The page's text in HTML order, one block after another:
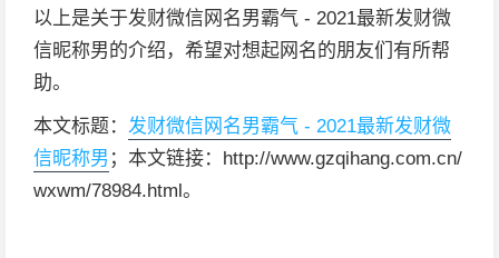
以上是关于发财微信网名男霸气 - 2021最新发财微
信昵称男的介绍，希望对想起网名的朋友们有所帮
助。
本文标题： 发财微信网名男霸气 - 2021最新发财微
信昵称男 ；本文链接：http://www.gzqihang.com.cn/
wxwm/78984.html。